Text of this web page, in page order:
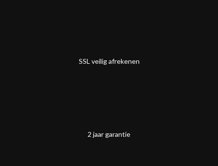
SSL veilig afrekenen
2 jaar garantie